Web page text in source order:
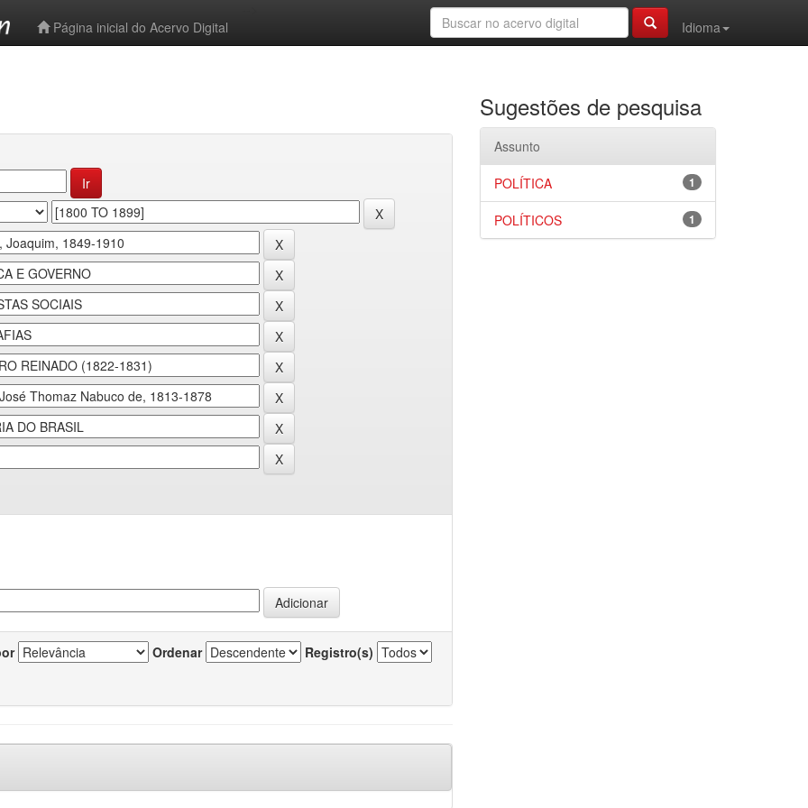
Página inicial do Acervo Digital
Idioma
Ordenar Registro(s)
Sugestões de pesquisa
Assunto
1
POLÍTICA
1
POLÍTICOS